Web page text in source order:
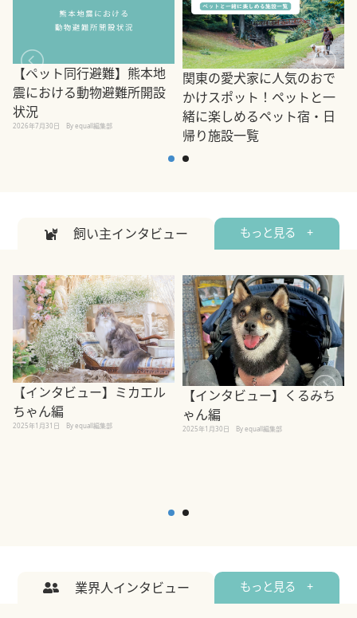
【ペット同行避難】熊本地
震における動物避難所開設
状況
2026年7月30日 By equall編集部
関東の愛犬家に人気のおで
かけスポット！ペットと一
緒に楽しめるペット宿・日
帰り施設一覧
飼い主インタビュー もっと見る +
【インタビュー】ミカエル
ちゃん編
2025年1月31日 By equall編集部
【インタビュー】くるみち
ゃん編
2025年1月30日 By equall編集部
業界人インタビュー もっと見る +